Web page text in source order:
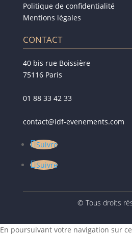
Politique de confidentialité
Mentions légales
CONTACT
40 bis rue Boissière
75116 Paris
01 88 33 42 33
contact@idf-evenements.com
Suivre
Suivre
© Tous droits
En poursuivant votre navigation sur